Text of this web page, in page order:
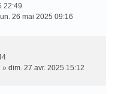
22:49
lun. 26 mai 2025 09:16
» dim. 27 avr. 2025 15:12